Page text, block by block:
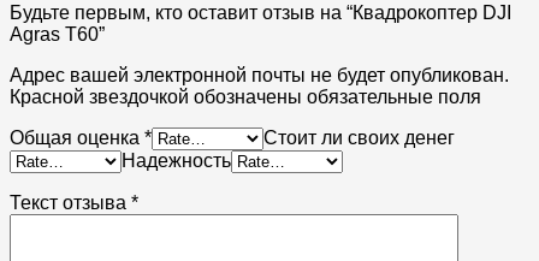
Будьте первым, кто оставит отзыв на “Квадрокоптер DJI
Agras T60”
Адрес вашей электронной почты не будет опубликован.
Красной звездочкой обозначены обязательные поля
Общая оценка *
Стоит ли своих денег
Надежность
Текст отзыва *